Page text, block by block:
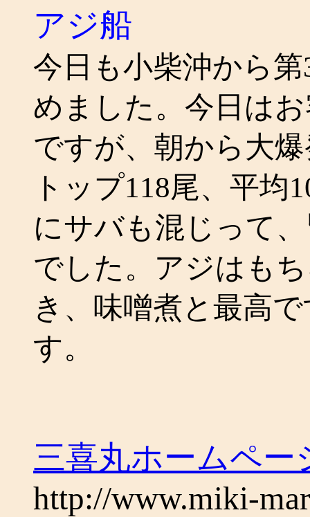
アジ船
今日も小柴沖から
めました。今日は
ですが、朝から大
トップ118尾、平均
にサバも混じって
でした。アジはも
き、味噌煮と最高
す。
三喜丸ホームペ
http://www.miki-